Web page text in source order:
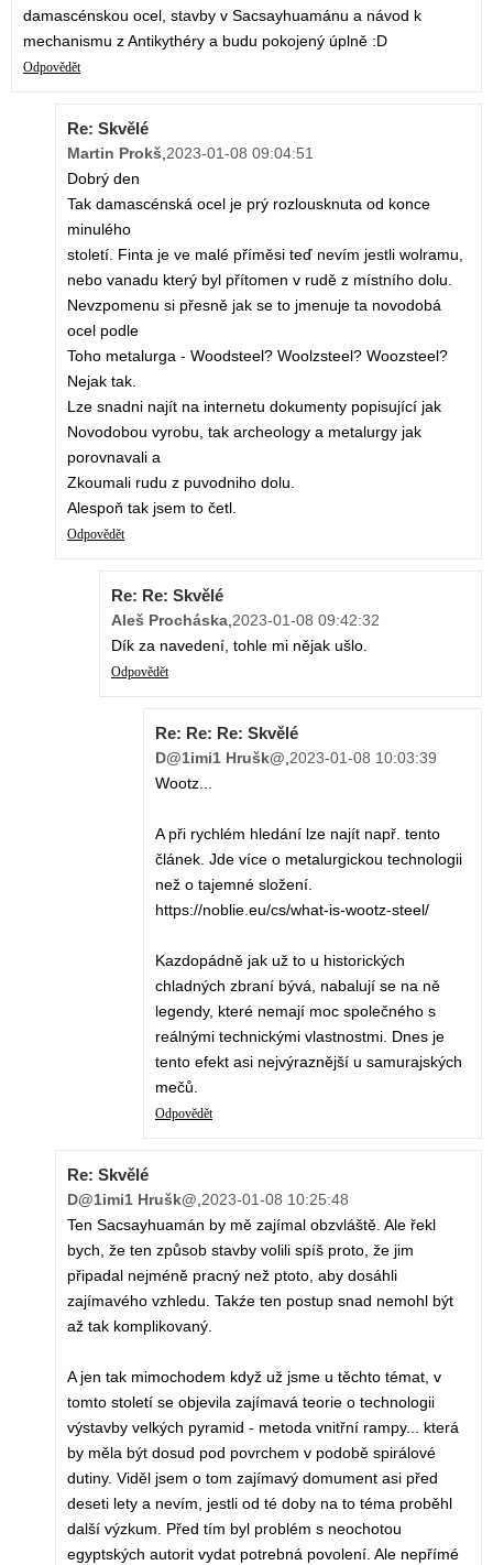
damascénskou ocel, stavby v Sacsayhuamánu a návod k
mechanismu z Antikythéry a budu pokojený úplně :D
Odpovědět
Re: Skvělé
Martin Prokš 2023-01-08 09:04:51
Dobrý den
Tak damascénská ocel je prý rozlousknuta od konce
minulého
století. Finta je ve malé příměsi teď nevím jestli wolramu,
nebo vanadu který byl přítomen v rudě z místního dolu.
Nevzpomenu si přesně jak se to jmenuje ta novodobá
ocel podle
Toho metalurga - Woodsteel? Woolzsteel? Woozsteel?
Nejak tak.
Lze snadni najít na internetu dokumenty popisující jak
Novodobou vyrobu, tak archeology a metalurgy jak
porovnavali a
Zkoumali rudu z puvodniho dolu.
Alespoň tak jsem to četl.
Odpovědět
Re: Re: Skvělé
Aleš Procháska 2023-01-08 09:42:32
Dík za navedení, tohle mi nějak ušlo.
Odpovědět
Re: Re: Re: Skvělé
D@1imi1 Hrušk@ 2023-01-08 10:03:39
Wootz...
A při rychlém hledání lze najít např. tento
článek. Jde více o metalurgickou technologii
než o tajemné složení.
https://noblie.eu/cs/what-is-wootz-steel/
Kazdopádně jak už to u historických
chladných zbraní bývá, nabalují se na ně
legendy, které nemají moc společného s
reálnými technickými vlastnostmi. Dnes je
tento efekt asi nejvýraznější u samurajských
mečů.
Odpovědět
Re: Skvělé
D@1imi1 Hrušk@ 2023-01-08 10:25:48
Ten Sacsayhuamán by mě zajímal obzvláště. Ale řekl
bych, že ten způsob stavby volili spíš proto, že jim
připadal nejméně pracný než ptoto, aby dosáhli
zajímavého vzhledu. Takźe ten postup snad nemohl být
až tak komplikovaný.
A jen tak mimochodem když už jsme u těchto témat, v
tomto století se objevila zajímavá teorie o technologii
výstavby velkých pyramid - metoda vnitřní rampy... která
by měla být dosud pod povrchem v podobě spirálové
dutiny. Viděl jsem o tom zajímavý domument asi před
deseti lety a nevím, jestli od té doby na to téma proběhl
další výzkum. Před tím byl problém s neochotou
egyptských autorit vydat potrebná povolení. Ale nepřímé